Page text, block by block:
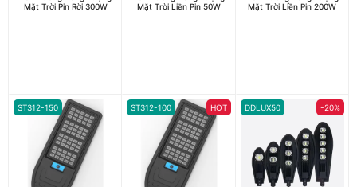
Mặt Trời Pin Rời 300W
Mặt Trời Liền Pin 50W
Mặt Trời Liền Pin 200W
ST312-150 HOT
ST312-100 -20%
DDLUX50